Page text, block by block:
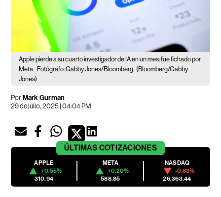
Apple pierde a su cuarto investigador de IA en un mes: fue fichado por
Meta. Fotógrafo: Gabby Jones/Bloomberg. (Bloomberg/Gabby
Jones)
PorMark Gurman
29 de julio, 2025 | 04:04 PM
ÚLTIMAS COTIZACIONES
APPLE
+0.55%
310.94
META
+0.20%
588.85
NASDAQ
-0.83%
26,363.44